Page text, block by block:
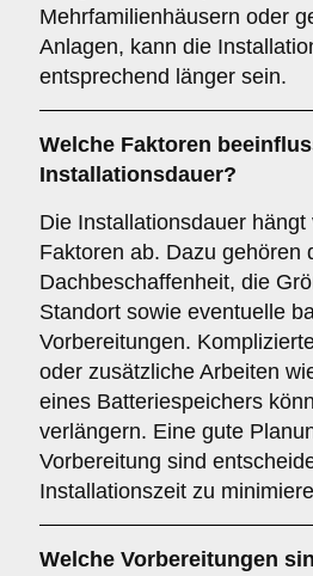
Mehrfamilienhäusern oder
Anlagen, kann die
entsprechend länger sein.
Welche Faktoren
Installationsdauer?
Die Installationsdauer
Faktoren ab. Dazu gehören
Dachbeschaffenheit, die
Standort sowie eventuelle
Vorbereitungen.
oder zusätzliche Arbeiten
eines Batteriespeichers
verlängern. Eine gute
Vorbereitung sind
Installationszeit zu
Welche Vorbereitungen